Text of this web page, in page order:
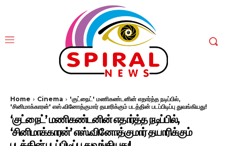
Home Cinema
'குட்நைட்' மணிகண்டனின் எதார்த்த நடிப்பில்,
'சினிமாக்காரன்' எஸ்.வினோத்குமார் தயாரிக்கும் படத்தின் படப்பிடிப்பு துவங்கியது!
‘குட்நைட்’ மணிகண்டனின் எதார்த்த நடிப்பில்,
‘சினிமாக்காரன்’ எஸ்.வினோத்குமார் தயாரிக்கும்